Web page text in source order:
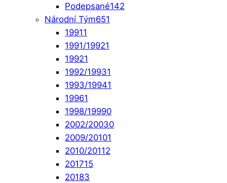
Podepsané142
Národní Tým651
19911
1991/19921
19921
1992/19931
1993/19941
19961
1998/19990
2002/20030
2009/20101
2010/20112
201715
20183